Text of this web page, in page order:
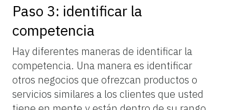
Paso 3: identificar la
competencia
Hay diferentes maneras de identificar la
competencia. Una manera es identificar
otros negocios que ofrezcan productos o
servicios similares a los clientes que usted